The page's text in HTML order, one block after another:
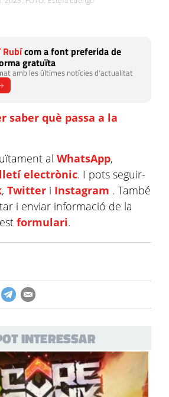
Rubícom a font preferida de
gratuïta
amb les últimes notícies d'actualitat
saber què passa a la
al WhatsApp,
electrònic. I pots seguir-
, Twitter i Instagram . També
i enviar informació de la
formulari.
INTERESSAR